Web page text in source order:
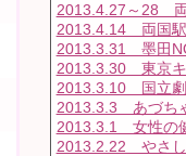
2013.4.27～28
2013.4.14 両国駅
2013.3.31 墨田
2013.3.30 東京キ
2013.3.10 国立劇
2013.3.3 あづち
2013.3.1 女性の
2013.2.22 やさし